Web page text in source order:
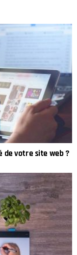
de votre site web ?